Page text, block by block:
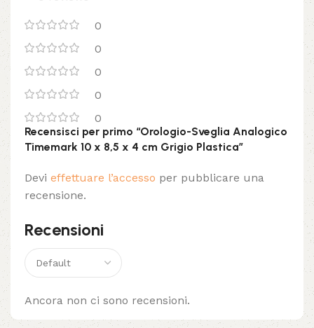
0
0
0
0
0
Recensioni
Ancora non ci sono recensioni.
Recensisci per primo “Orologio-Sveglia Analogico
Timemark 10 x 8,5 x 4 cm Grigio Plastica”
Devi effettuare l’accesso per pubblicare una
recensione.